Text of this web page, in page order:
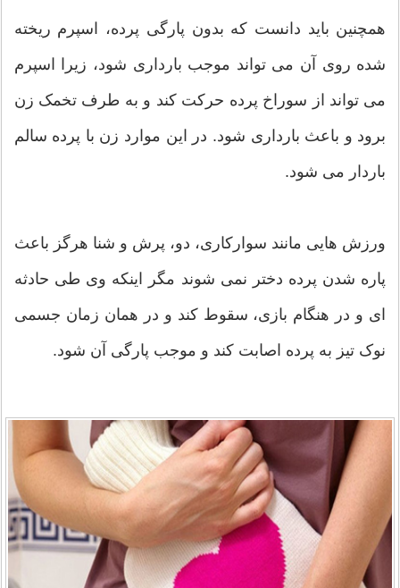
همچنین باید دانست که بدون پارگی پرده، اسپرم ریخته
شده روی آن می تواند موجب بارداری شود، زیرا اسپرم
می تواند از سوراخ پرده حرکت کند و به طرف تخمک زن
برود و باعث بارداری شود. در این موارد زن با پرده سالم
باردار می شود.
ورزش هایی مانند سوارکاری، دو، پرش و شنا هرگز باعث
پاره شدن پرده دختر نمی شوند مگر اینکه وی طی حادثه
ای و در هنگام بازی، سقوط کند و در همان زمان جسمی
نوک تیز به پرده اصابت کند و موجب پارگی آن شود.